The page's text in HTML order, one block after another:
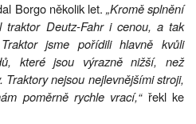
Borgo několik let. „Kromě splnění
traktor Deutz-Fahr i cenou, a tak
jsme pořídili hlavně kvůli
které jsou výrazně nižší, než
nejsou nejlevnějšími stroji,
poměrně rychle vrací,“řekl ke